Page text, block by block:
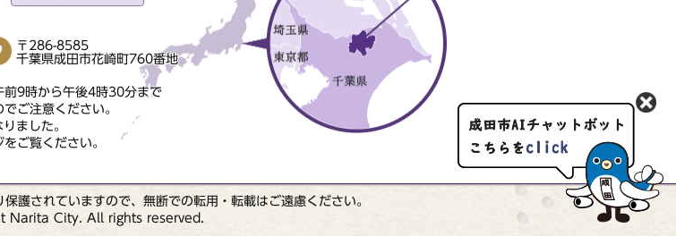
〒286-8585
千葉県成田市花崎町760番地
前9時から午後4時30分まで
ご注意ください。
ました。
をご覧ください。
護されていますので、無断での転用・転載はご遠慮ください。
Narita City. All rights reserved.